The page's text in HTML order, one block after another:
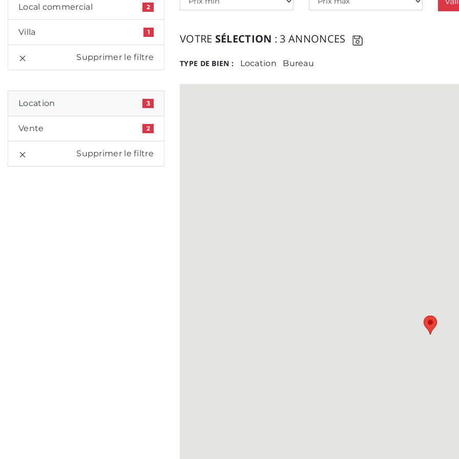
Local commercial 2
Villa 1
Supprimer le filtre
Location 3
Vente 2
Supprimer le filtre
VOTRE SÉLECTION : 3 ANNONCES
TYPE DE BIEN : Location Bureau